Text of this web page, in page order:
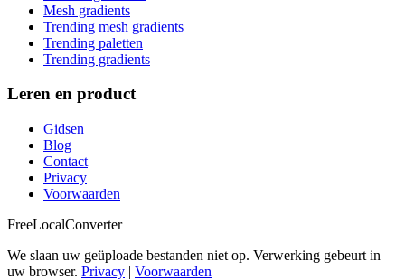
Mesh gradients
Trending mesh gradients
Trending paletten
Trending gradients
Leren en product
Gidsen
Blog
Contact
Privacy
Voorwaarden
FreeLocalConverter
We slaan uw geüploade bestanden niet op. Verwerking gebeurt in
uw browser. Privacy | Voorwaarden